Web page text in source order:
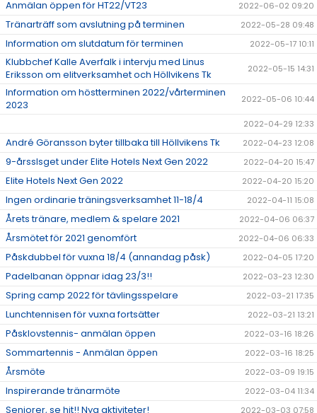
Anmälan öppen för HT22/VT23 2022-06-02 09:20
Tränarträff som avslutning på terminen 2022-05-28 09:48
Information om slutdatum för terminen 2022-05-17 10:11
Klubbchef Kalle Averfalk i intervju med Linus
Eriksson om elitverksamhet och Höllvikens Tk
2022-05-15 14:31
Information om höstterminen 2022/vårterminen
2023
2022-05-06 10:44
2022-04-29 12:33
André Göransson byter tillbaka till Höllvikens Tk 2022-04-23 12:08
9-årsslsget under Elite Hotels Next Gen 2022 2022-04-20 15:47
Elite Hotels Next Gen 2022 2022-04-20 15:20
Ingen ordinarie träningsverksamhet 11-18/4 2022-04-11 15:08
Årets tränare, medlem & spelare 2021 2022-04-06 06:37
Årsmötet för 2021 genomfört 2022-04-06 06:33
Påskdubbel för vuxna 18/4 (annandag påsk) 2022-04-05 17:20
Padelbanan öppnar idag 23/3!! 2022-03-23 12:30
Spring camp 2022 för tävlingsspelare 2022-03-21 17:35
Lunchtennisen för vuxna fortsätter 2022-03-21 13:21
Påsklovstennis- anmälan öppen 2022-03-16 18:26
Sommartennis - Anmälan öppen 2022-03-16 18:25
Årsmöte 2022-03-09 19:15
Inspirerande tränarmöte 2022-03-04 11:34
Seniorer, se hit!! Nya aktiviteter! 2022-03-03 07:58